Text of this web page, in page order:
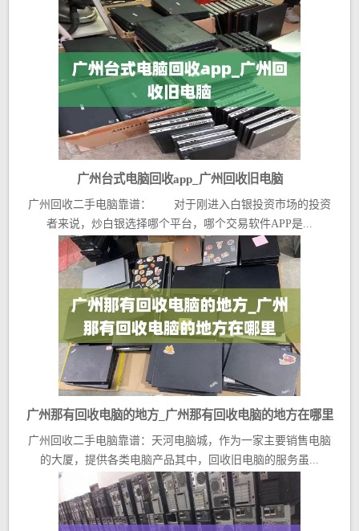
广州台式电脑回收app_广州回收旧电脑
广州回收二手电脑靠谱： 对于刚进入白银投资市场的投资
者来说，炒白银选择哪个平台，哪个交易软件APP是...
广州那有回收电脑的地方_广州那有回收电脑的地方在哪里
广州回收二手电脑靠谱：天河电脑城，作为一家主要销售电脑
的大厦，提供各类电脑产品其中，回收旧电脑的服务虽...